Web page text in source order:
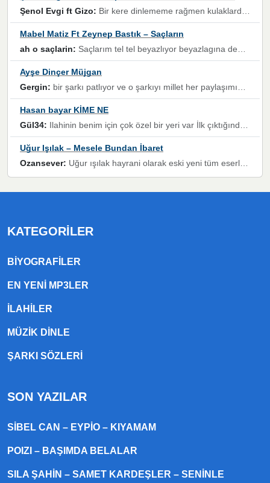
Şenol Evgi ft Gizo: Bir kere dinlememe rağmen kulaklardan gitmiyor sen sen sen sen kurban ol sen sen sen sen hayran ol yükses ses müzik dinleme sebebisiniz canlar bomba gibi patladınız maşallah
Mabel Matiz Ft Zeynep Bastık – Saçların
ah o saçlarin: Saçlarım tel tel beyazlıyor beyazlagına degil yanımda sen yoksun ona üzülüyorum günler bir bir geçiyor geçen günlere değil sensiz geçen günlere darılıyorum,Dinledikce asla kavusamayacagim ama asla unutamicagim sevdiğim adam için yanar içim
Ayşe Dinçer Müjgan
Gergin: bir şarkı patlıyor ve o şarkıyı millet her paylaşımın altına koyuyor ve öyle bir durum hal alıyor ki şarkıyı dinlemeden şarkıdan bikıyorsun Ama bu enteresan bir şekilde dillere dolanıyor millet olarak seviyoruz dertlerle boğuşurken bir yandan da göbek atmayi))) diyeceklerim bu kadar güzel hoş bir sayfa emeğinize sağlık arkadaşlar kolay gelsin
Hasan bayar KİME NE
Gül34: Ilahinin benim için çok özel bir yeri var İlk çıktığında komşum ne kadar yüksek sesle dinliyorsa orada duymuştum ve YouTube'dan aratıp Bu ilahiyi bulmuştum ve sonra müdavimi oldum günlük Ben de 3-5 kere dinleyip ezberleyip artık ilahiye bende eşlik ediyorum yüksek sesle Allah razı olsun hizmet nimettir Rabbim sizin zahmetlerinize de hayırlı nimetler versin Selam ve dua ile Allah'a emanet olun
Uğur Işılak – Mesele Bundan İbaret
Ozansever: Uğur ışılak hayrani olarak eski yeni tüm eserlerini keyifle huzurla dinleyenlerden birisiyim, emeğine saygı duyan gönül veren bunu en güzel şekilde sevenlerine ulaştıran siz değerli sayfa yöneticilerine de teşekkür ederim
KATEGORILER
BIYOGRAFILER
EN YENI MP3LER
ILAHILER
MÜZIK DINLE
ŞARKI SÖZLERI
SON YAZILAR
SIBEL CAN – EYPIO – KIYAMAM
POIZI – BAŞIMDA BELALAR
SILA ŞAHIN – SAMET KARDEŞLER – SENINLE